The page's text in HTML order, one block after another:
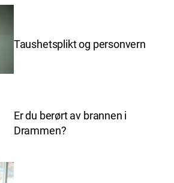
Taushetsplikt og personvern
Er du berørt av brannen i
Drammen?